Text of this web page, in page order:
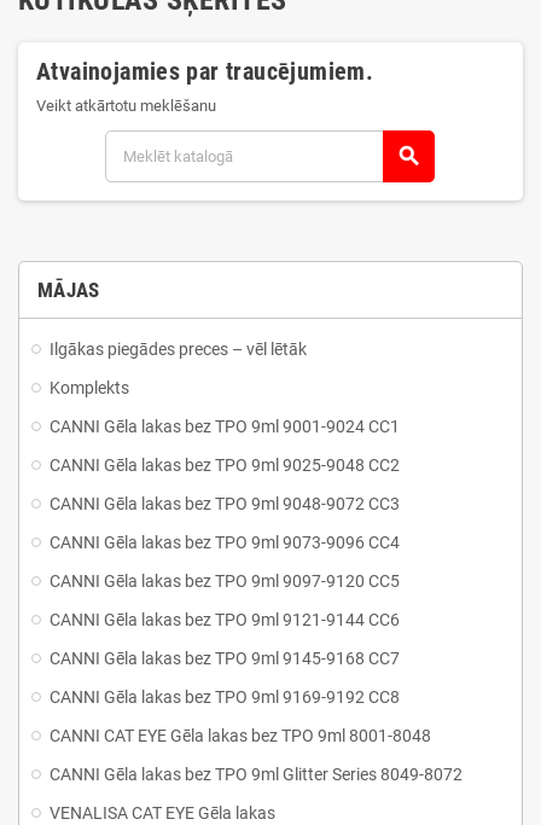
MĀJAS
Ilgākas piegādes preces – vēl lētāk
Komplekts
CANNI Gēla lakas bez TPO 9ml 9001-9024 CC1
CANNI Gēla lakas bez TPO 9ml 9025-9048 CC2
CANNI Gēla lakas bez TPO 9ml 9048-9072 CC3
CANNI Gēla lakas bez TPO 9ml 9073-9096 CC4
CANNI Gēla lakas bez TPO 9ml 9097-9120 CC5
CANNI Gēla lakas bez TPO 9ml 9121-9144 CC6
CANNI Gēla lakas bez TPO 9ml 9145-9168 CC7
CANNI Gēla lakas bez TPO 9ml 9169-9192 CC8
CANNI CAT EYE Gēla lakas bez TPO 9ml 8001-8048
CANNI Gēla lakas bez TPO 9ml Glitter Series 8049-8072
VENALISA CAT EYE Gēla lakas
Atvainojamies par traucējumiem.
Veikt atkārtotu meklēšanu
search